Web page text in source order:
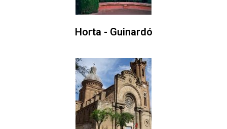
Horta - Guinardó